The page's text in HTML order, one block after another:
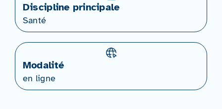
Discipline principale
Santé
Modalité
en ligne